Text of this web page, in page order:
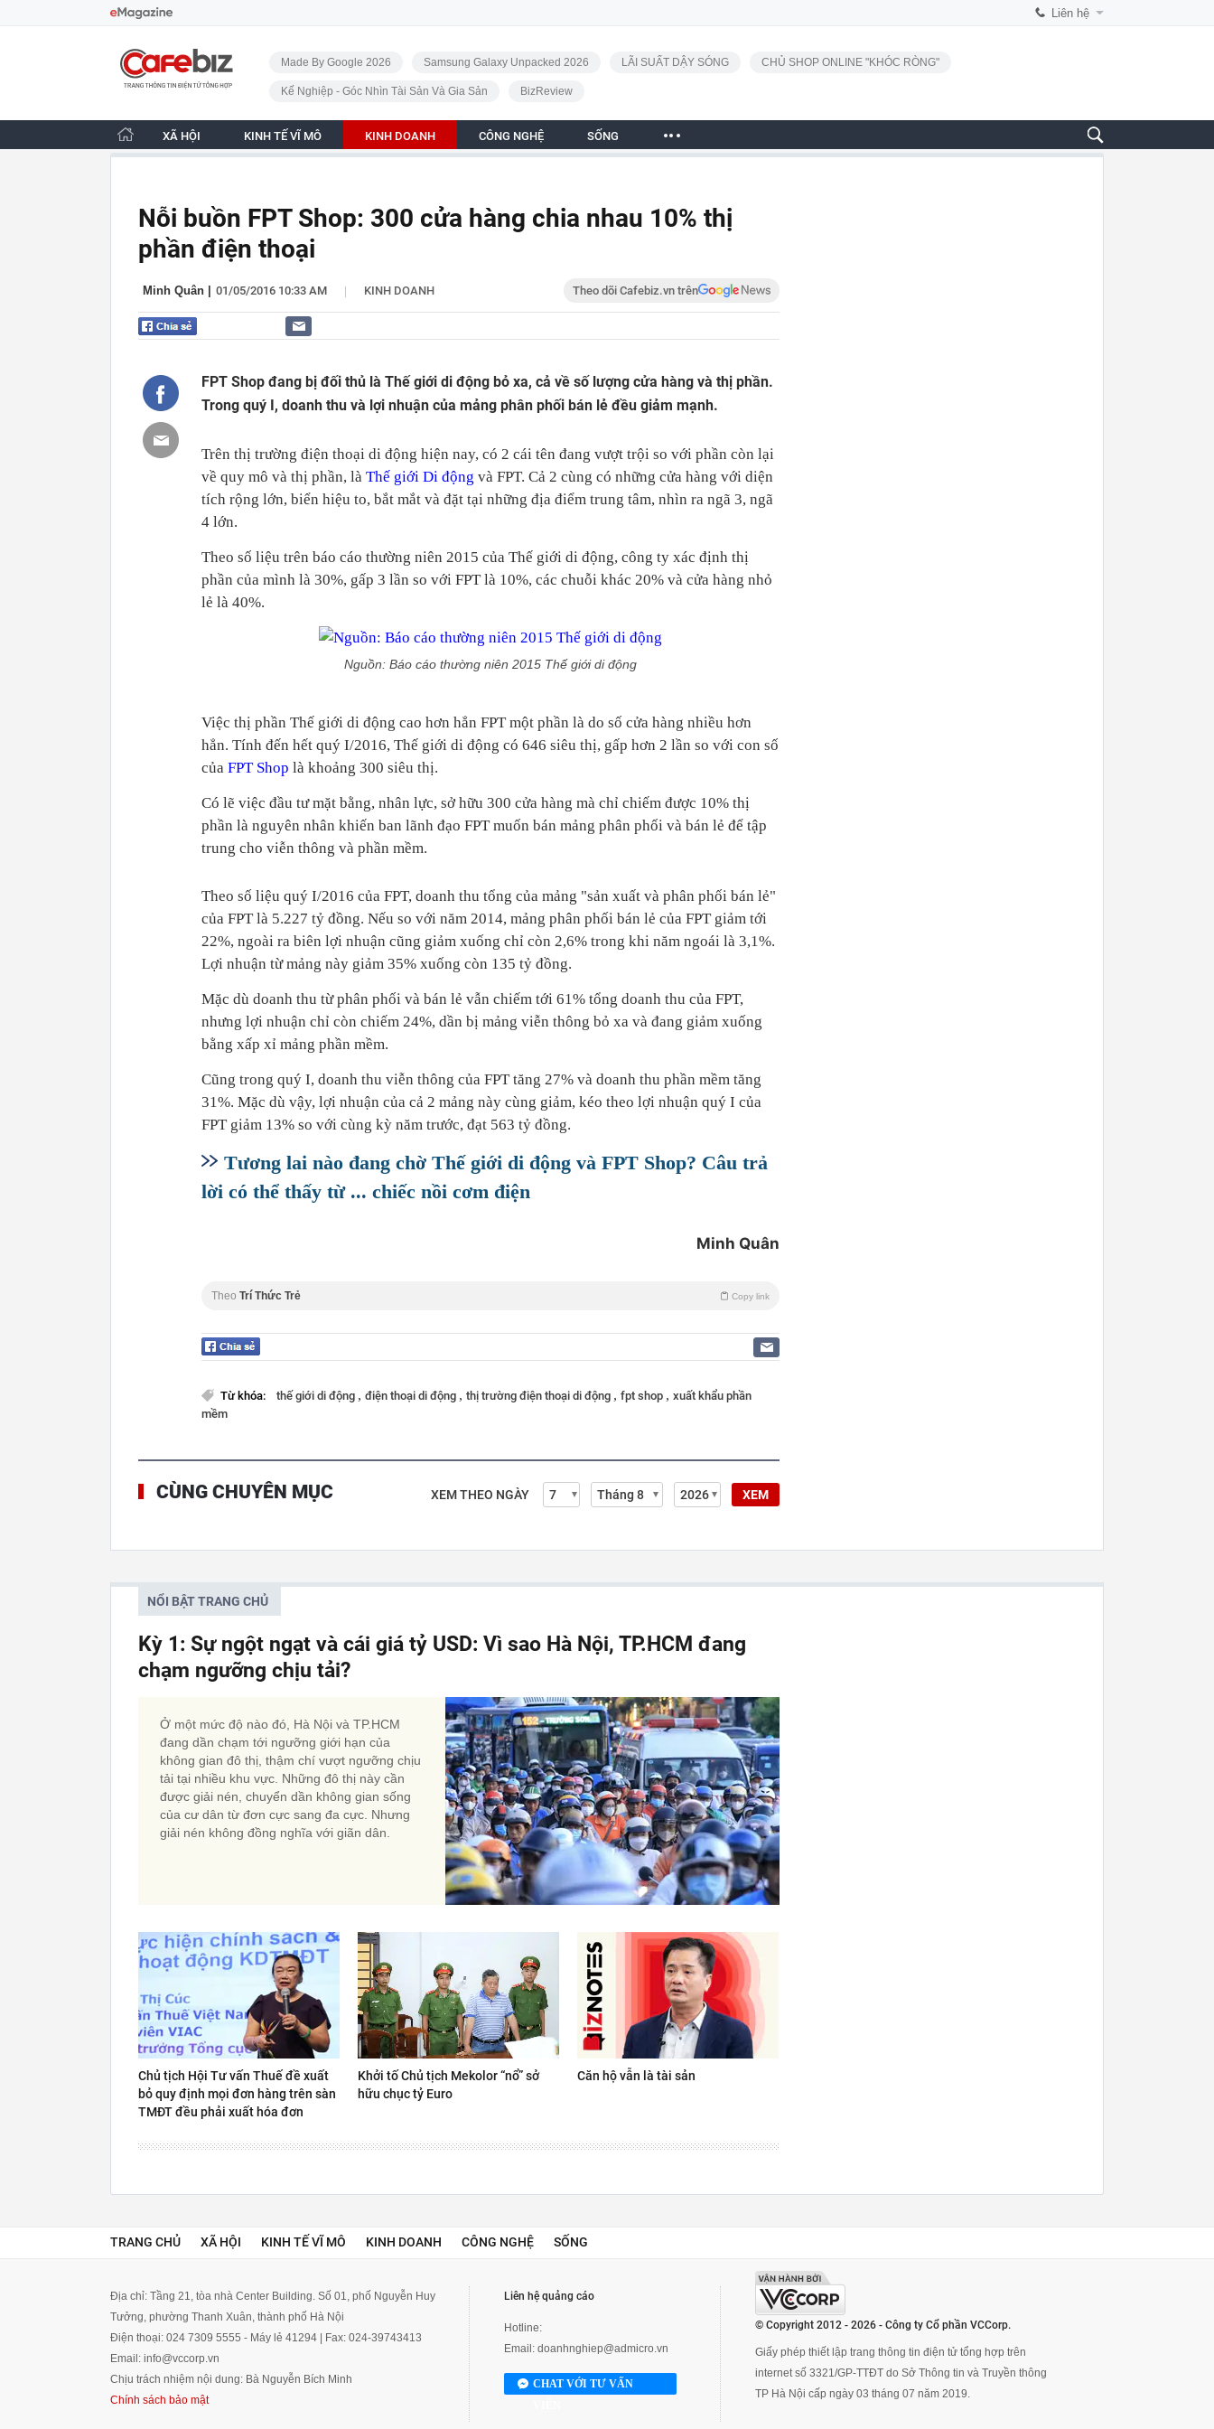
Liên hệ
CafeBiz - Trang chủ
Made By Google 2026 Samsung Galaxy Unpacked 2026 LÃI SUẤT DẬY SÓNG CHỦ SHOP ONLINE "KHÓC RÒNG"
Kế Nghiệp - Góc Nhìn Tài Sản Và Gia Sản BizReview
XÃ HỘI KINH TẾ VĨ MÔ KINH DOANH CÔNG NGHỆ SỐNG
Nỗi buồn FPT Shop: 300 cửa hàng chia nhau 10% thị
phần điện thoại
Minh Quân 01/05/2016 10:33 AM | KINH DOANH Theo dõi Cafebiz.vn trên
FPT Shop đang bị đối thủ là Thế giới di động bỏ xa, cả về số lượng cửa hàng và thị phần.
Trong quý I, doanh thu và lợi nhuận của mảng phân phối bán lẻ đều giảm mạnh.
Trên thị trường điện thoại di động hiện nay, có 2 cái tên đang vượt trội so với phần còn lại
về quy mô và thị phần, là Thế giới Di động và FPT. Cả 2 cùng có những cửa hàng với diện
tích rộng lớn, biển hiệu to, bắt mắt và đặt tại những địa điểm trung tâm, nhìn ra ngã 3, ngã
4 lớn.
Theo số liệu trên báo cáo thường niên 2015 của Thế giới di động, công ty xác định thị
phần của mình là 30%, gấp 3 lần so với FPT là 10%, các chuỗi khác 20% và cửa hàng nhỏ
lẻ là 40%.
Nguồn: Báo cáo thường niên 2015 Thế giới di động
Việc thị phần Thế giới di động cao hơn hẳn FPT một phần là do số cửa hàng nhiều hơn
hẳn. Tính đến hết quý I/2016, Thế giới di động có 646 siêu thị, gấp hơn 2 lần so với con số
của FPT Shop là khoảng 300 siêu thị.
Có lẽ việc đầu tư mặt bằng, nhân lực, sở hữu 300 cửa hàng mà chỉ chiếm được 10% thị
phần là nguyên nhân khiến ban lãnh đạo FPT muốn bán mảng phân phối và bán lẻ để tập
trung cho viễn thông và phần mềm.
Theo số liệu quý I/2016 của FPT, doanh thu tổng của mảng "sản xuất và phân phối bán lẻ"
của FPT là 5.227 tỷ đồng. Nếu so với năm 2014, mảng phân phối bán lẻ của FPT giảm tới
22%, ngoài ra biên lợi nhuận cũng giảm xuống chỉ còn 2,6% trong khi năm ngoái là 3,1%.
Lợi nhuận từ mảng này giảm 35% xuống còn 135 tỷ đồng.
Mặc dù doanh thu từ phân phối và bán lẻ vẫn chiếm tới 61% tổng doanh thu của FPT,
nhưng lợi nhuận chỉ còn chiếm 24%, dần bị mảng viễn thông bỏ xa và đang giảm xuống
bằng xấp xỉ mảng phần mềm.
Cũng trong quý I, doanh thu viễn thông của FPT tăng 27% và doanh thu phần mềm tăng
31%. Mặc dù vậy, lợi nhuận của cả 2 mảng này cùng giảm, kéo theo lợi nhuận quý I của
FPT giảm 13% so với cùng kỳ năm trước, đạt 563 tỷ đồng.
Tương lai nào đang chờ Thế giới di động và FPT Shop? Câu trả
lời có thể thấy từ ... chiếc nồi cơm điện
Minh Quân
Theo Trí Thức Trẻ Copy link
Từ khóa: thế giới di động , điện thoại di động , thị trường điện thoại di động , fpt shop , xuất khẩu phần
mềm
CÙNG CHUYÊN MỤC XEM THEO NGÀY XEM
NỔI BẬT TRANG CHỦ
Kỳ 1: Sự ngột ngạt và cái giá tỷ USD: Vì sao Hà Nội, TP.HCM đang
chạm ngưỡng chịu tải?
Ở một mức độ nào đó, Hà Nội và TP.HCM
đang dần chạm tới ngưỡng giới hạn của
không gian đô thị, thậm chí vượt ngưỡng chịu
tải tại nhiều khu vực. Những đô thị này cần
được giải nén, chuyển dần không gian sống
của cư dân từ đơn cực sang đa cực. Nhưng
giải nén không đồng nghĩa với giãn dân.
Chủ tịch Hội Tư vấn Thuế đề xuất
bỏ quy định mọi đơn hàng trên sàn
TMĐT đều phải xuất hóa đơn
Khởi tố Chủ tịch Mekolor “nổ” sở
hữu chục tỷ Euro
Căn hộ vẫn là tài sản
TRANG CHỦ XÃ HỘI KINH TẾ VĨ MÔ KINH DOANH CÔNG NGHỆ SỐNG
Địa chỉ: Tầng 21, tòa nhà Center Building. Số 01, phố Nguyễn Huy
Tưởng, phường Thanh Xuân, thành phố Hà Nội
Điện thoại: 024 7309 5555 - Máy lẻ 41294 | Fax: 024-39743413
Email: info@vccorp.vn
Chịu trách nhiệm nội dung: Bà Nguyễn Bích Minh
Chính sách bảo mật
Liên hệ quảng cáo
Hotline:
Email: doanhnghiep@admicro.vn
CHAT VỚI TƯ VẤN
© Copyright 2012 - 2026 - Công ty Cổ phần VCCorp.
Giấy phép thiết lập trang thông tin điện tử tổng hợp trên
internet số 3321/GP-TTĐT do Sở Thông tin và Truyền thông
TP Hà Nội cấp ngày 03 tháng 07 năm 2019.